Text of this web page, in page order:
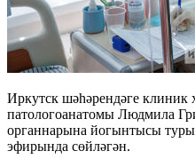
Иркутск шәһәрендәге клиник
патологоанатомы Людмила
органнарына йогынтысы
эфирында сөйләгән.